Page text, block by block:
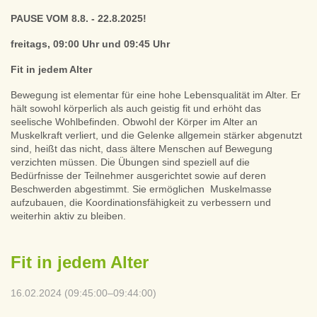
PAUSE VOM 8.8. - 22.8.2025!
freitags, 09:00 Uhr und 09:45 Uhr
Fit in jedem Alter
Bewegung ist elementar für eine hohe Lebensqualität im Alter. Er
hält sowohl körperlich als auch geistig fit und erhöht das
seelische Wohlbefinden. Obwohl der Körper im Alter an
Muskelkraft verliert, und die Gelenke allgemein stärker abgenutzt
sind, heißt das nicht, dass ältere Menschen auf Bewegung
verzichten müssen. Die Übungen sind speziell auf die
Bedürfnisse der Teilnehmer ausgerichtet sowie auf deren
Beschwerden abgestimmt. Sie ermöglichen Muskelmasse
aufzubauen, die Koordinationsfähigkeit zu verbessern und
weiterhin aktiv zu bleiben.
Fit in jedem Alter
16.02.2024 (09:45:00–09:44:00)